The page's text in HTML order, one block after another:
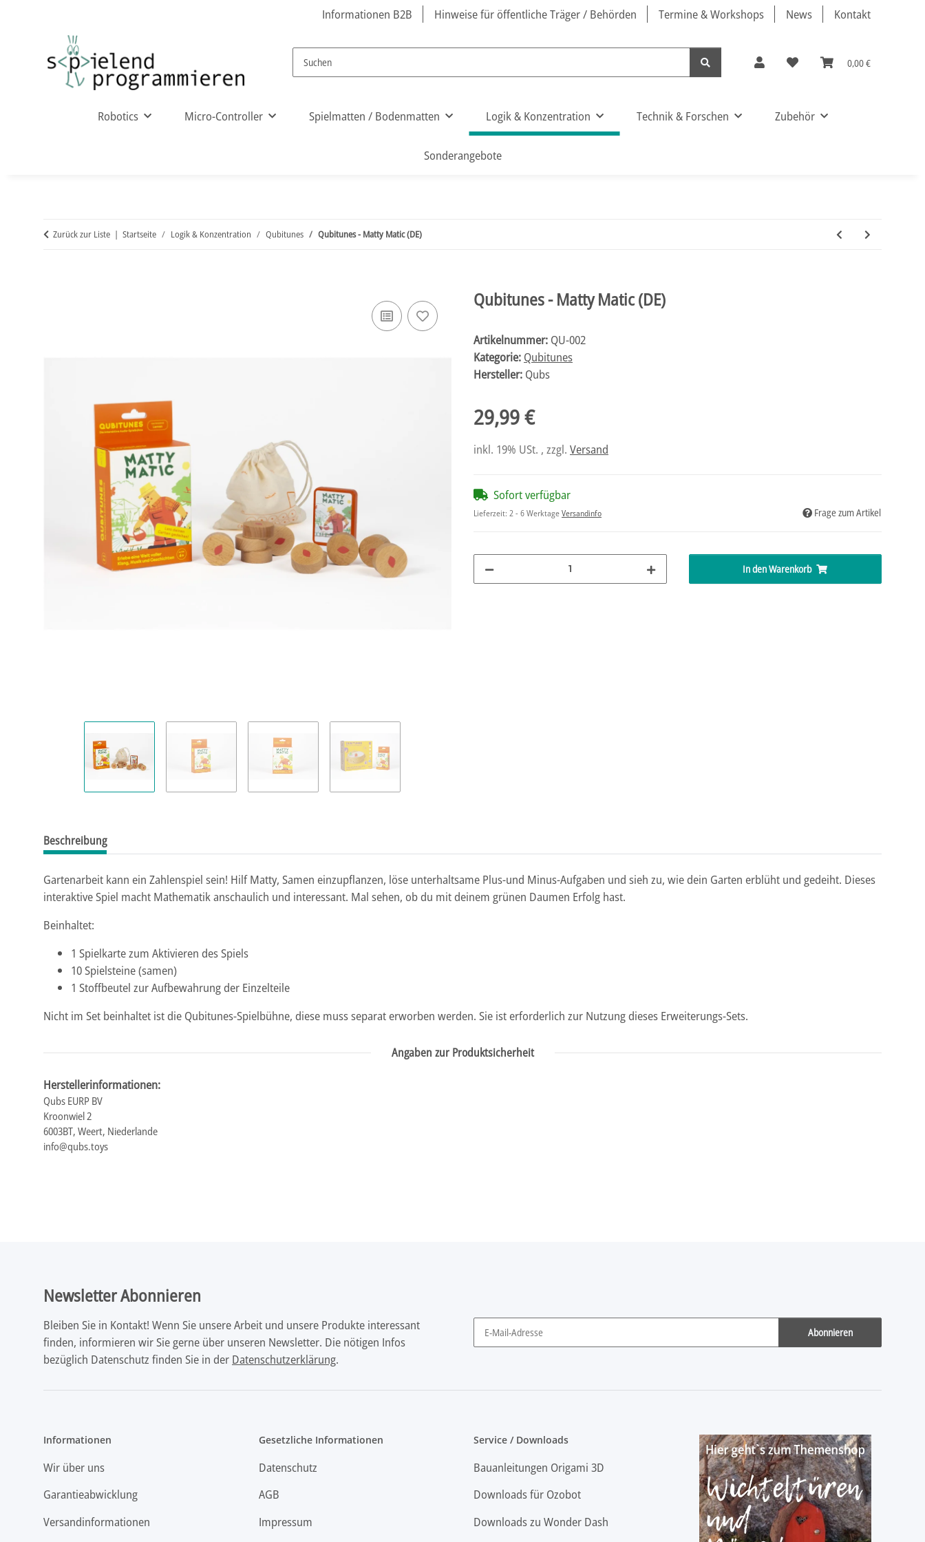
Informationen B2B Hinweise für öffentliche Träger / Behörden Termine & Workshops News Kontakt
0,00 €
Robotics Micro-Controller Spielmatten / Bodenmatten Logik & Konzentration Technik & Forschen Zubehör
Sonderangebote
Zurück zur Liste Startseite Logik & Konzentration Qubitunes Qubitunes - Matty Matic (DE)
Qubitunes - Matty Matic (DE)
Artikelnummer: QU-002
Kategorie: Qubitunes
Hersteller: Qubs
29,99 €
inkl. 19% USt. , zzgl. Versand
Sofort verfügbar
Lieferzeit: 2 - 6 WerktageVersandinfo Frage zum Artikel
In den Warenkorb
Beschreibung
Gartenarbeit kann ein Zahlenspiel sein! Hilf Matty, Samen einzupflanzen, löse unterhaltsame Plus-und Minus-Aufgaben und sieh zu, wie dein Garten erblüht und gedeiht. Dieses
interaktive Spiel macht Mathematik anschaulich und interessant. Mal sehen, ob du mit deinem grünen Daumen Erfolg hast.
Beinhaltet:
1 Spielkarte zum Aktivieren des Spiels
10 Spielsteine (samen)
1 Stoffbeutel zur Aufbewahrung der Einzelteile
Nicht im Set beinhaltet ist die Qubitunes-Spielbühne, diese muss separat erworben werden. Sie ist erforderlich zur Nutzung dieses Erweiterungs-Sets.
Angaben zur Produktsicherheit
Herstellerinformationen:
Qubs EURP BV
Kroonwiel 2
6003BT, Weert, Niederlande
info@qubs.toys
Newsletter Abonnieren
Bleiben Sie in Kontakt! Wenn Sie unsere Arbeit und unsere Produkte interessant
finden, informieren wir Sie gerne über unseren Newsletter. Die nötigen Infos
bezüglich Datenschutz finden Sie in der Datenschutzerklärung.
Abonnieren
Informationen
Wir über uns
Garantieabwicklung
Versandinformationen
Gesetzliche Informationen
Datenschutz
AGB
Impressum
Service / Downloads
Bauanleitungen Origami 3D
Downloads für Ozobot
Downloads zu Wonder Dash